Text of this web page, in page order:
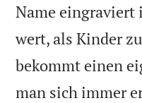
Name eingraviert
wert, als Kinder
bekommt einen
man sich immer